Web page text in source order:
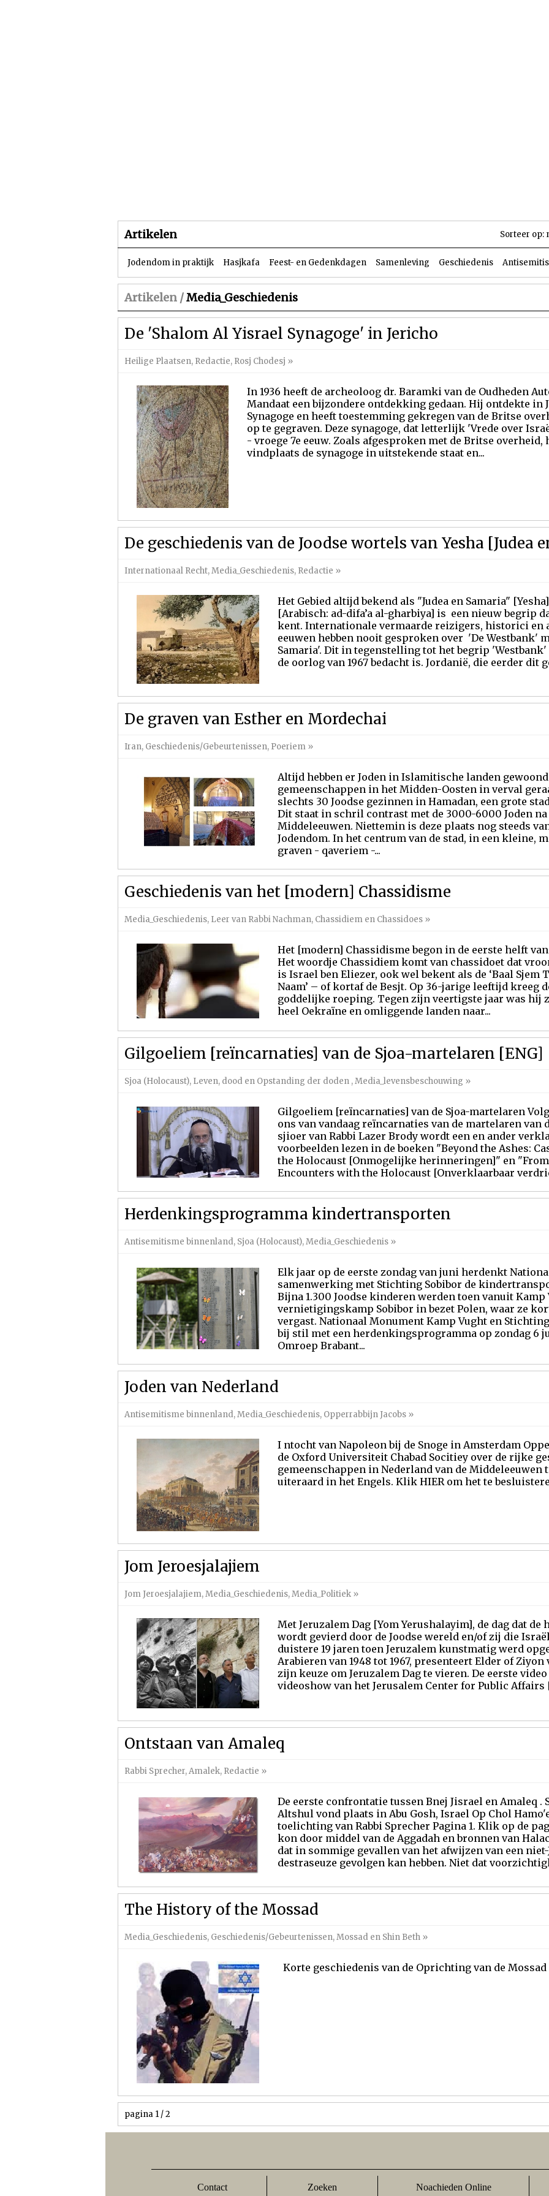
Artikelen Sorteer op:
Jodendom in praktijk Hasjkafa Feest- en Gedenkdagen Samenleving Geschiedenis
Artikelen /Media_Geschiedenis
De 'Shalom Al Yisrael Synagoge' in Jericho
Heilige Plaatsen, Redactie, Rosj Chodesj »
In 1936 heeft de archeoloog dr. Baramki van de Oudheden
Mandaat een bijzondere ontdekking gedaan. Hij ontdekte in
Synagoge en heeft toestemming gekregen van de Britse
op te gegraven. Deze synagoge, dat letterlijk 'Vrede over
- vroege 7e eeuw. Zoals afgesproken met de Britse overheid,
vindplaats de synagoge in uitstekende staat en...
De geschiedenis van de Joodse wortels van Yesha [Judea
Internationaal Recht,Media_Geschiedenis, Redactie »
Het Gebied altijd bekend als "Judea en Samaria"
[Arabisch: ad-difa’a al-gharbiya] is een nieuw begrip
kent. Internationale vermaarde reizigers, historici en
eeuwen hebben nooit gesproken over 'De Westbank'
Samaria'. Dit in tegenstelling tot het begrip
de oorlog van 1967 bedacht is. Jordanië, die eerder dit
De graven van Esther en Mordechai
Iran, Geschiedenis/Gebeurtenissen, Poeriem »
Altijd hebben er Joden in Islamitische landen
gemeenschappen in het Midden-Oosten in verval
slechts 30 Joodse gezinnen in Hamadan, een grote
Dit staat in schril contrast met de 3000-6000 Joden na
Middeleeuwen. Niettemin is deze plaats nog steeds
Jodendom. In het centrum van de stad, in een kleine,
graven - qaveriem -...
Geschiedenis van het [modern] Chassidisme
Media_Geschiedenis, Leer van Rabbi Nachman, Chassidiem en Chassidoes »
Het [modern] Chassidisme begon in de eerste helft
Het woordje Chassidiem komt van chassidoet dat
is Israel ben Eliezer, ook wel bekent als de ‘Baal Sjem
Naam’ – of kortaf de Besjt. Op 36-jarige leeftijd kreeg
goddelijke roeping. Tegen zijn veertigste jaar was hij
heel Oekraïne en omliggende landen naar...
Gilgoeliem [reïncarnaties] van de Sjoa-martelaren [ENG]
Sjoa (Holocaust), Leven, dood en Opstanding der doden ,Media_levensbeschouwing »
Gilgoeliem [reïncarnaties] van de Sjoa-martelaren
ons van vandaag reïncarnaties van de martelaren van
sjioer van Rabbi Lazer Brody wordt een en ander
voorbeelden lezen in de boeken "Beyond the Ashes:
the Holocaust [Onmogelijke herinneringen]" en
Encounters with the Holocaust [Onverklaarbaar
Herdenkingsprogramma kindertransporten
Antisemitisme binnenland, Sjoa (Holocaust),Media_Geschiedenis »
Elk jaar op de eerste zondag van juni herdenkt
samenwerking met Stichting Sobibor de
Bijna 1.300 Joodse kinderen werden toen vanuit
vernietigingskamp Sobibor in bezet Polen, waar ze
vergast. Nationaal Monument Kamp Vught en
bij stil met een herdenkingsprogramma op zondag 6
Omroep Brabant...
Joden van Nederland
Antisemitisme binnenland,Media_Geschiedenis, Opperrabbijn Jacobs »
I ntocht van Napoleon bij de Snoge in Amsterdam
de Oxford Universiteit Chabad Socitiey over de rijke
gemeenschappen in Nederland van de Middeleeuwen
uiteraard in het Engels. Klik HIER om het te
Jom Jeroesjalajiem
Jom Jeroesjalajiem,Media_Geschiedenis,Media_Politiek »
Met Jeruzalem Dag [Yom Yerushalayim], de dag dat
wordt gevierd door de Joodse wereld en/of zij die
duistere 19 jaren toen Jeruzalem kunstmatig werd
Arabieren van 1948 tot 1967, presenteert Elder of Ziyon
zijn keuze om Jeruzalem Dag te vieren. De eerste
videoshow van het Jerusalem Center for Public Affairs
Ontstaan van Amaleq
Rabbi Sprecher,Amalek, Redactie »
De eerste confrontatie tussen Bnej Jisrael en Amaleq .
Altshul vond plaats in Abu Gosh, Israel Op Chol
toelichting van Rabbi Sprecher Pagina 1. Klik op de
kon door middel van de Aggadah en bronnen van
dat in sommige gevallen van het afwijzen van een
destraseuze gevolgen kan hebben. Niet dat
The History of the Mossad
Media_Geschiedenis, Geschiedenis/Gebeurtenissen,Mossad en Shin Beth »
Korte geschiedenis van de Oprichting van de
pagina 1 / 2
Contact Zoeken Noachieden Online